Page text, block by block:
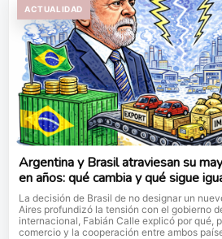
ACTUALIDAD
Argentina y Brasil atraviesan su
en años: qué cambia y qué sigue
La decisión de Brasil de no designar un
Aires profundizó la tensión con el gobierno
internacional, Fabián Calle explicó por qué,
comercio y la cooperación entre ambos